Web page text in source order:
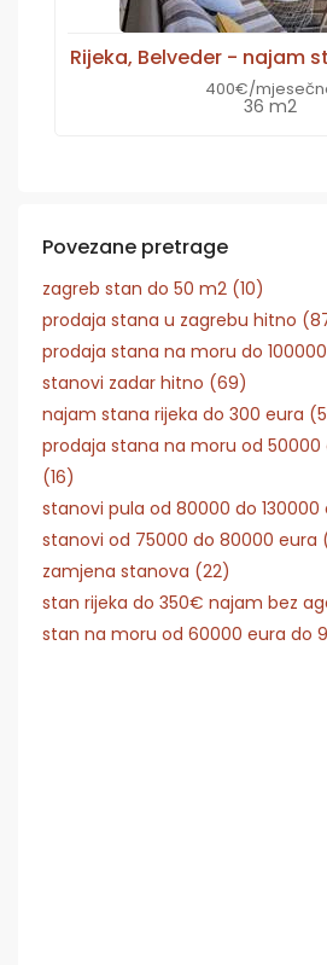
Rijeka, Belveder - najam
400€/
36 m2
Povezane pretrage
zagreb stan do 50 m2 (10)
prodaja stana u zagrebu hitno
prodaja stana na moru do
stanovi zadar hitno (69)
najam stana rijeka do 300 eura
prodaja stana na moru od 50000
(16)
stanovi pula od 80000 do
stanovi od 75000 do 80000 eura
zamjena stanova (22)
stan rijeka do 350€ najam bez
stan na moru od 60000 eura do